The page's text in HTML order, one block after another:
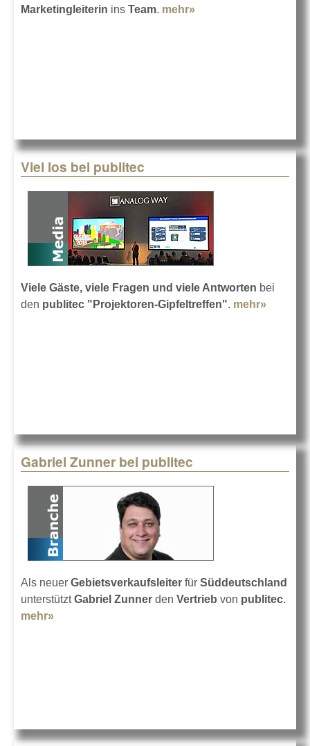
Marketingleiterin ins Team. mehr»
Viel los bei publitec
Viele Gäste, viele Fragen und viele Antworten bei
den publitec "Projektoren-Gipfeltreffen". mehr»
Gabriel Zunner bei publitec
Als neuer Gebietsverkaufsleiter für Süddeutschland
unterstütztGabriel Zunner den Vertrieb von publitec.
mehr»